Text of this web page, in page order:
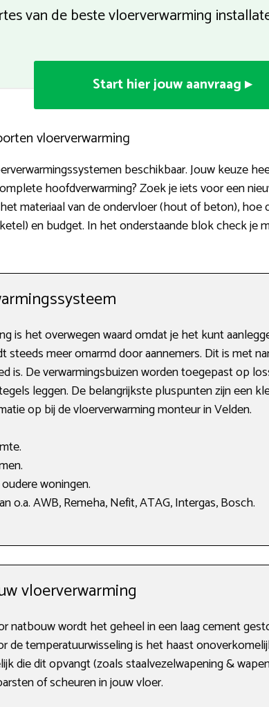
van de beste vloerverwarming
Start hier jouw aanvraag ▸
vloerverwarming
beschikbaar. Jouw keuze
hoofdverwarming? Zoek je iets voor een
materiaal van de ondervloer (hout of beton),
en budget. In het onderstaande blok check je
is het overwegen waard omdat je het kunt
steeds meer omarmd door aannemers. Dit is met
is. De verwarmingsbuizen worden toegepast op
leggen. De belangrijkste pluspunten zijn een
op bij de vloerverwarming monteur in Velden.
woningen.
o.a. AWB, Remeha, Nefit, ATAG, Intergas, Bosch.
vloerverwarming
natbouw wordt het geheel in een laag cement
de temperatuurwisseling is het haast
die dit opvangt (zoals staalvezelwapening &
of scheuren in jouw vloer.